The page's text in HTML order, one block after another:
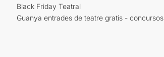
Black Friday Teatral
Guanya entrades de teatre gratis - concursos